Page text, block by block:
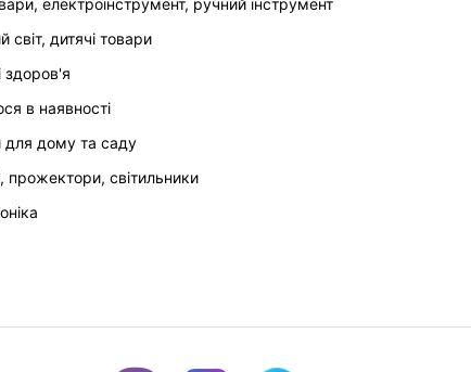
світ, дитячі товари
здоров'я
в наявності
для дому та саду
прожектори, світильники